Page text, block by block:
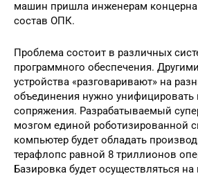
машин пришла инженерам концерна
состав ОПК.
Проблема состоит в различных
программного обеспечения.
устройства «разговаривают» на
объединения нужно унифицировать
сопряжения. Разрабатываемый
мозгом единой роботизированной
компьютер будет обладать
терафлопс равной 8 триллионов
Базировка будет осуществляться